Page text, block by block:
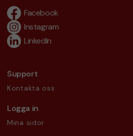
Facebook
Instagram
LinkedIn
Support
Kontakta oss
Logga in
Mina sidor